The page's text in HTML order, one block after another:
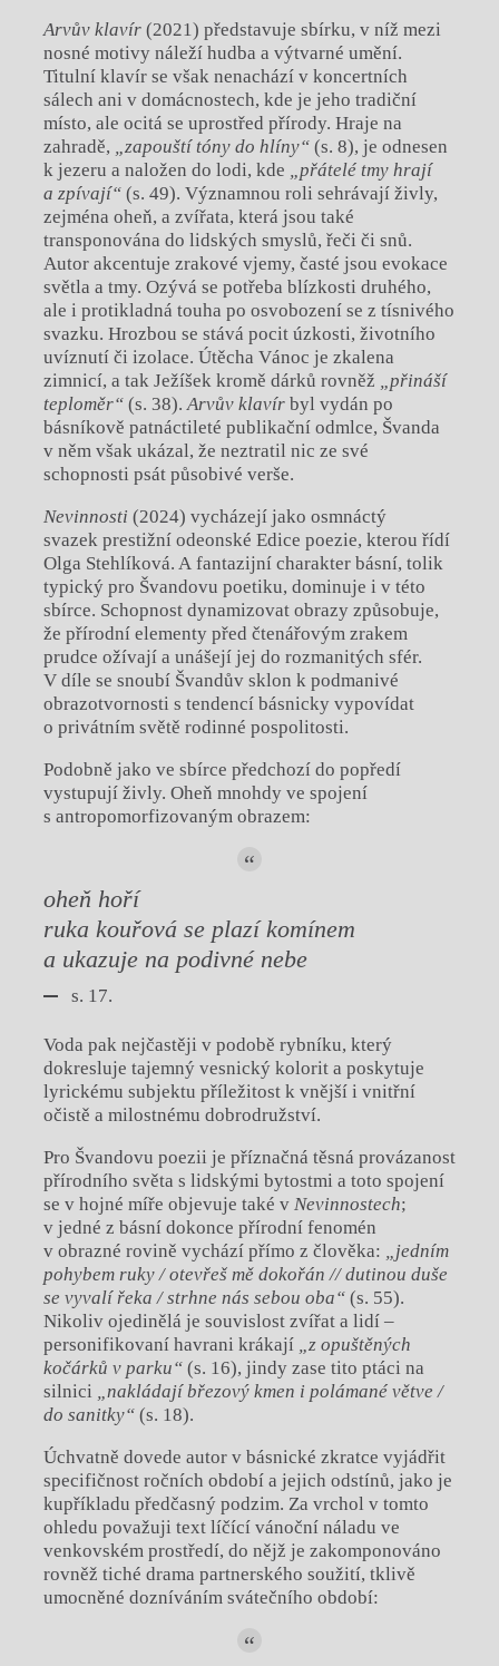
Arvův klavír(2021) představuje sbírku, v níž mezi
nosné motivy náleží hudba a výtvarné umění.
Titulní klavír se však nenachází v koncertních
sálech ani v domácnostech, kde je jeho tradiční
místo, ale ocitá se uprostřed přírody. Hraje na
zahradě, „zapouští tóny do hlíny“(s. 8), je odnesen
k jezeru a naložen do lodi, kde „přátelé tmy hrají
a zpívají“(s. 49). Významnou roli sehrávají živly,
zejména oheň, a zvířata, která jsou také
transponována do lidských smyslů, řeči či snů.
Autor akcentuje zrakové vjemy, časté jsou evokace
světla a tmy. Ozývá se potřeba blízkosti druhého,
ale i protikladná touha po osvobození se z tísnivého
svazku. Hrozbou se stává pocit úzkosti, životního
uvíznutí či izolace. Útěcha Vánoc je zkalena
zimnicí, a tak Ježíšek kromě dárků rovněž „přináší
teploměr“(s. 38).Arvův klavírbyl vydán po
básníkově patnáctileté publikační odmlce, Švanda
v něm však ukázal, že neztratil nic ze své
schopnosti psát působivé verše.
Nevinnosti (2024) vycházejí jako osmnáctý
svazek prestižní odeonské Edice poezie, kterou řídí
Olga Stehlíková. A fantazijní charakter básní, tolik
typický pro Švandovu poetiku, dominuje i v této
sbírce. Schopnost dynamizovat obrazy způsobuje,
že přírodní elementy před čtenářovým zrakem
prudce ožívají a unášejí jej do rozmanitých sfér.
V díle se snoubí Švandův sklon k podmanivé
obrazotvornosti s tendencí básnicky vypovídat
o privátním světě rodinné pospolitosti.
Podobně jako ve sbírce předchozí do popředí
vystupují živly. Oheň mnohdy ve spojení
s antropomorfizovaným obrazem:
oheň hoří
ruka kouřová se plazí komínem
a ukazuje na podivné nebe
s. 17.
Voda pak nejčastěji v podobě rybníku, který
dokresluje tajemný vesnický kolorit a poskytuje
lyrickému subjektu příležitost k vnější i vnitřní
očistě a milostnému dobrodružství.
Pro Švandovu poezii je příznačná těsná provázanost
přírodního světa s lidskými bytostmi a toto spojení
se v hojné míře objevuje také v Nevinnostech;
v jedné z básní dokonce přírodní fenomén
v obrazné rovině vychází přímo z člověka:
„jedním
pohybem ruky / otevřeš mě dokořán // dutinou duše
se vyvalí řeka / strhne nás sebou oba“(s. 55).
Nikoliv ojedinělá je souvislost zvířat a lidí –
personifikovaní havrani krákají
„z opuštěných
kočárků v parku“(s. 16), jindy zase tito ptáci na
silnici
„nakládají březový kmen i polámané větve /
do sanitky“(s. 18).
Úchvatně dovede autor v básnické zkratce vyjádřit
specifičnost ročních období a jejich odstínů, jako je
kupříkladu předčasný podzim. Za vrchol v tomto
ohledu považuji text líčící vánoční náladu ve
venkovském prostředí, do nějž je zakomponováno
rovněž tiché drama partnerského soužití, tklivě
umocněné dozníváním svátečního období: